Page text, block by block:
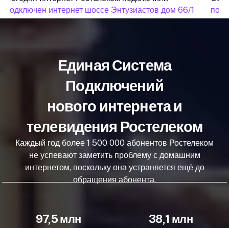
подключен интернет шоссе Энтузиастов дом 66/1
Единая Система
Подключений
нового интернета и
телевидения Ростелеком
Каждый год более 1 500 000 абонентов Ростелеком
не успевают заметить проблему с домашним
интернетом, поскольку она устраняется ещё до
обращения абонента.
97,5 млн 38,1 млн